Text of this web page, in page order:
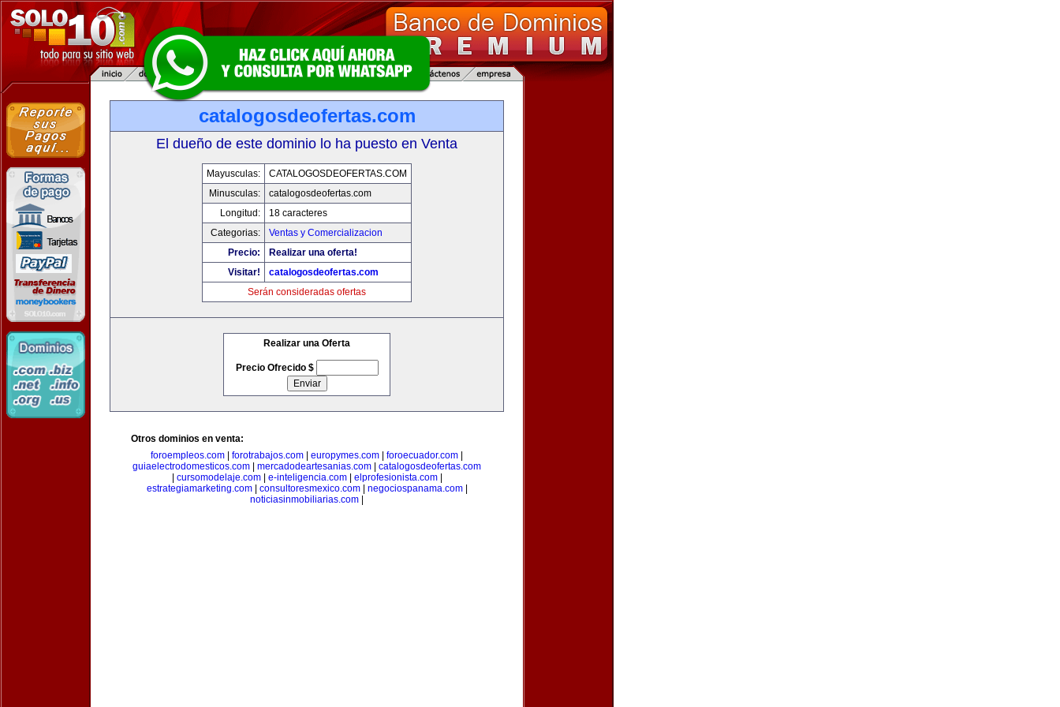
catalogosdeofertas.com
El dueño de este dominio lo ha puesto en Venta
Mayusculas:
CATALOGOSDEOFERTAS.COM
Minusculas:
catalogosdeofertas.com
Longitud:
18 caracteres
Categorias:
Ventas y Comercializacion
Precio:
Realizar una oferta!
Visitar!
catalogosdeofertas.com
Serán consideradas ofertas
Realizar una Oferta
Precio Ofrecido $
Otros dominios en venta:
foroempleos.com
forotrabajos.com europymes.com foroecuador.com
guiaelectrodomesticos.com
mercadodeartesanias.com
catalogosdeofertas.com
cursomodelaje.com| e-inteligencia.com| elprofesionista.com|
estrategiamarketing.com| consultoresmexico.com| negociospanama.com|
noticiasinmobiliarias.com